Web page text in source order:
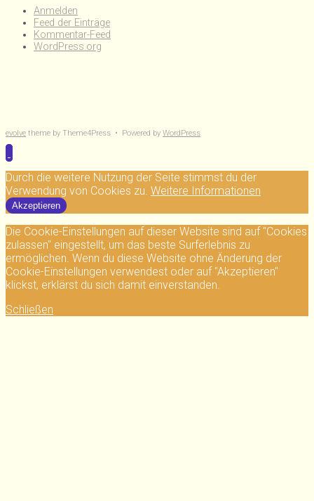
Anmelden
Feed der Einträge
Kommentar-Feed
WordPress.org
evolve theme by Theme4Press • Powered by WordPress
Durch die weitere Nutzung der Seite stimmst du der
Verwendung von Cookies zu. Weitere Informationen
Akzeptieren
Die Cookie-Einstellungen auf dieser Website sind auf "Cookies
zulassen" eingestellt, um das beste Surferlebnis zu
ermöglichen. Wenn du diese Website ohne Änderung der
Cookie-Einstellungen verwendest oder auf "Akzeptieren"
klickst, erklärst du sich damit einverstanden.
Schließen